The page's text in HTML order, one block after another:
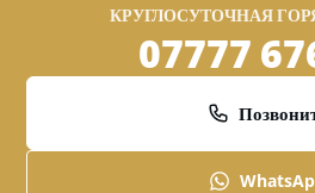
КРУГЛОСУТОЧНАЯ
07777